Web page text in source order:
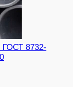
ГОСТ 8732-